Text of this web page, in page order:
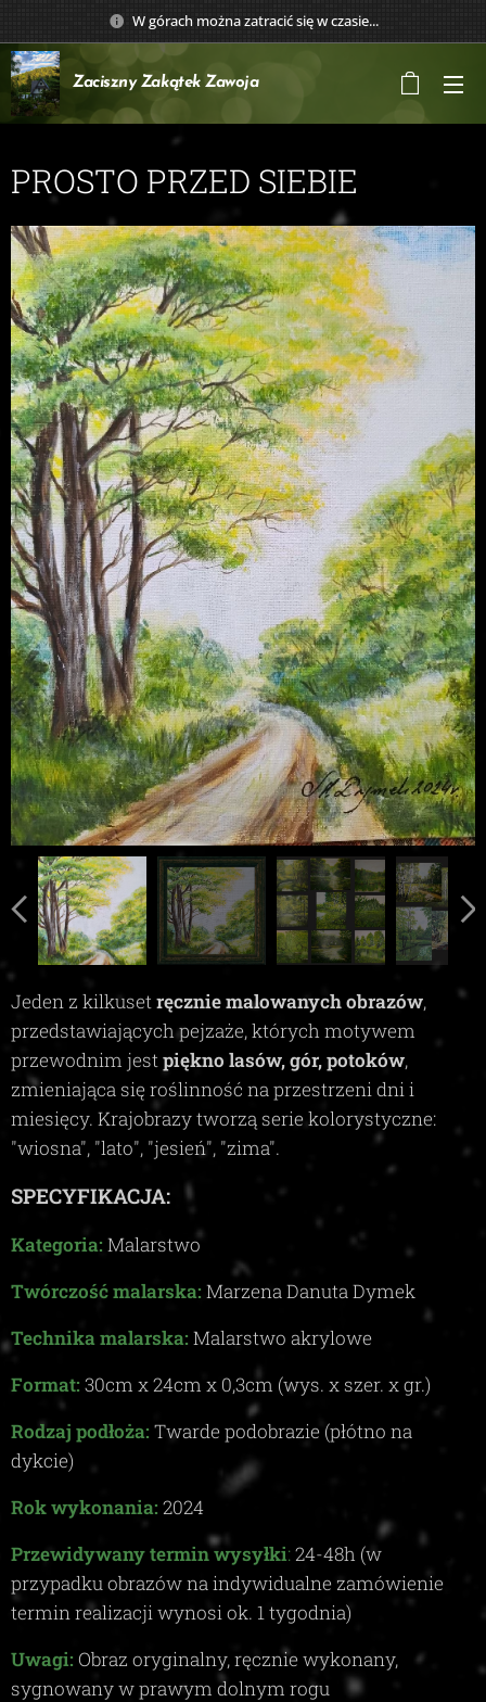
W górach można zatracić się w czasie...
Zaciszny Zakątek Zawoja
PROSTO PRZED SIEBIE
Jeden z kilkusetręcznie malowanych obrazów,
przedstawiających pejzaże, których motywem
przewodnim jestpiękno lasów, gór, potoków,
zmieniająca się roślinność na przestrzeni dni i
miesięcy. Krajobrazy tworzą serie kolorystyczne:
"wiosna", "lato", "jesień", "zima".
SPECYFIKACJA:
Kategoria: Malarstwo
Twórczość malarska: Marzena Danuta Dymek
Technika malarska: Malarstwo akrylowe
Format: 30cm x24cm x 0,3cm (wys. x szer. x gr.)
Rodzaj podłoża: Twarde podobrazie (płótno na
dykcie)
Rok wykonania: 2024
Przewidywany termin wysyłki:24-48h (w
przypadku obrazów na indywidualne zamówienie
termin realizacji wynosi ok. 1tygodnia)
Uwagi: Obraz oryginalny, ręcznie wykonany,
sygnowany w prawym dolnym rogu